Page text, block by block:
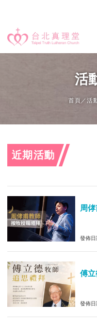
活
首頁／活
近期活動
周
發佈日
傅
發佈日